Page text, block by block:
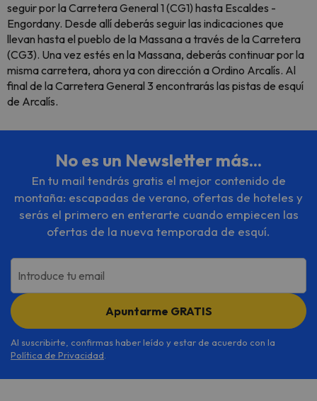
seguir por la Carretera General 1 (CG1) hasta Escaldes -
Engordany. Desde allí deberás seguir las indicaciones que
llevan hasta el pueblo de la Massana a través de la Carretera
(CG3). Una vez estés en la Massana, deberás continuar por la
misma carretera, ahora ya con dirección a Ordino Arcalís. Al
final de la Carretera General 3 encontrarás las pistas de esquí
de Arcalís.
No es un Newsletter más...
En tu mail tendrás gratis el mejor contenido de
montaña: escapadas de verano, ofertas de hoteles y
serás el primero en enterarte cuando empiecen las
ofertas de la nueva temporada de esquí.
Introduce tu email
Apuntarme GRATIS
Al suscribirte, confirmas haber leído y estar de acuerdo con la
Política de Privacidad